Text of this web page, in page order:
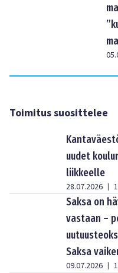
Toimitus suosittelee
uudet
liikkeelle
28.07.2026 |
Saksa on
vastaan –
Saksa
09.07.2026 |